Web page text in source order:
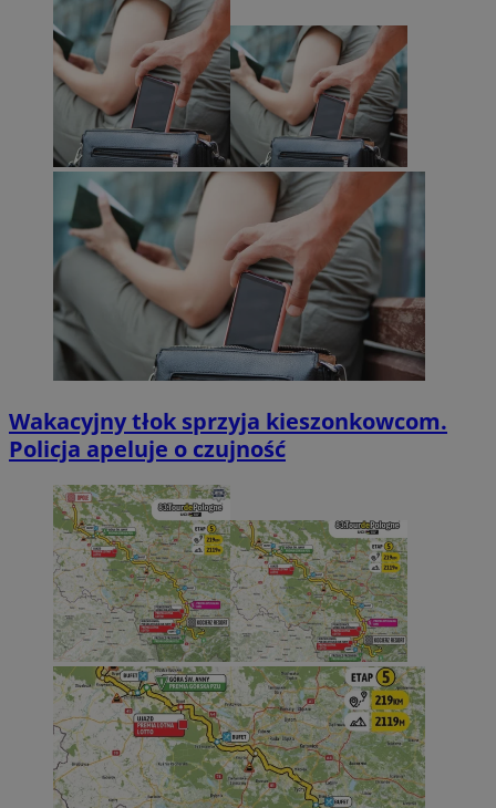
Wakacyjny tłok sprzyja kieszonkowcom.
Policja apeluje o czujność